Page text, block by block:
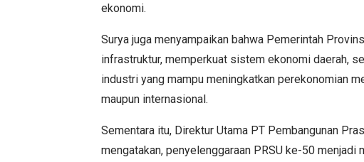
ekonomi.
Surya juga menyampaikan bahwa Pemerintah
infrastruktur, memperkuat sistem ekonomi daerah,
industri yang mampu meningkatkan perekonomian
maupun internasional.
Sementara itu, Direktur Utama PT Pembangunan
mengatakan, penyelenggaraan PRSU ke-50